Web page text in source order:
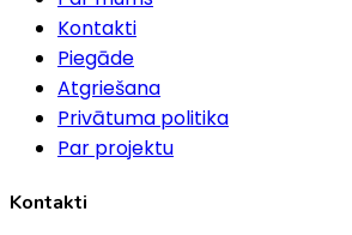
Kontakti
Piegāde
Atgriešana
Privātuma politika
Par projektu
Kontakti